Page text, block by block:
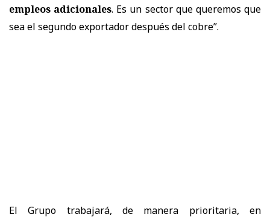
empleos adicionales. Es un sector que queremos que
sea el segundo exportador después del cobre”.
El Grupo trabajará, de manera prioritaria, en